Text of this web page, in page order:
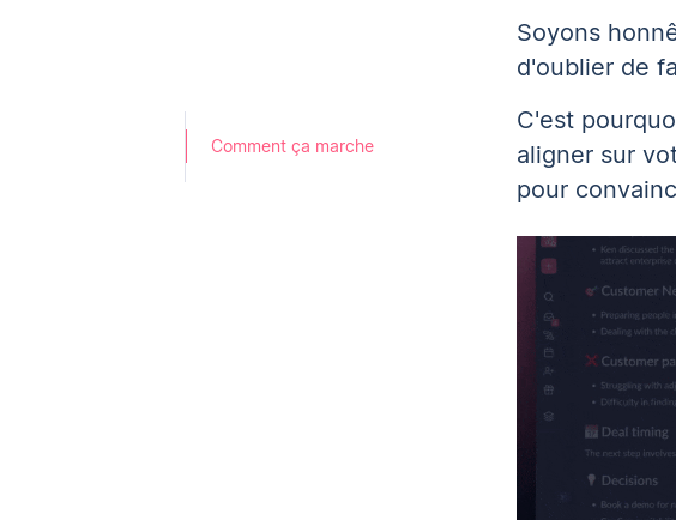
Comment ça marche
Soyons
d'oublier de
C'est
aligner sur
pour